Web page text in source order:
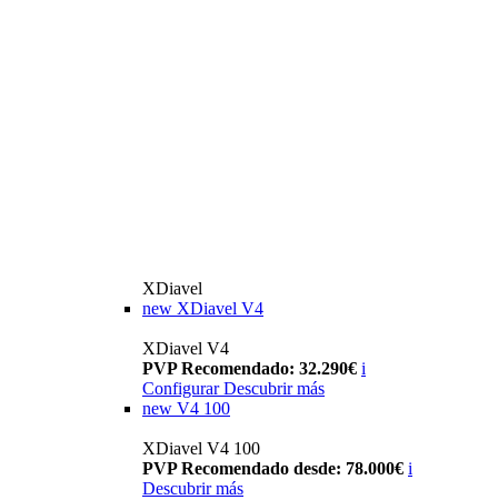
XDiavel
new XDiavel V4
XDiavel V4
PVP Recomendado: 32.290€ i
Configurar Descubrir más
new V4 100
XDiavel V4 100
PVP Recomendado desde: 78.000€ i
Descubrir más